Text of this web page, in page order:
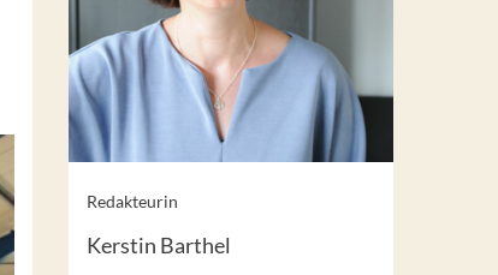
Redakteurin
Kerstin Barthel